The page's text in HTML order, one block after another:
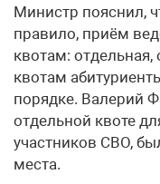
Министр пояснил,
правило, приём
квотам:
квотам
порядке. Валерий
отдельной квоте
участников СВО,
места.